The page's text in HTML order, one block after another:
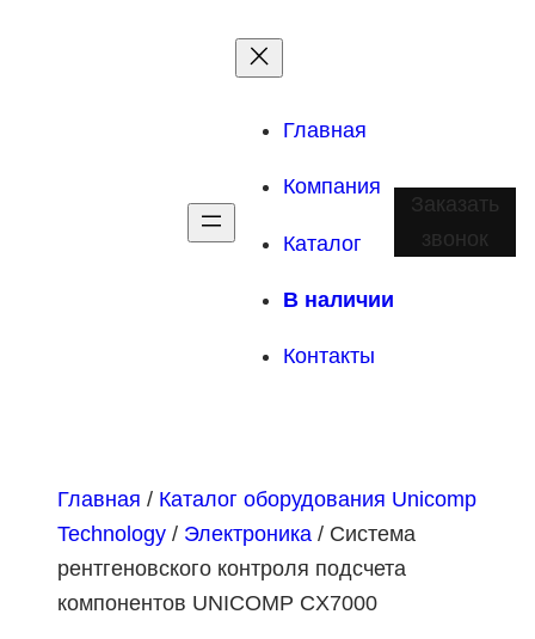
Главная
Компания
Каталог
В наличии
Контакты
Заказать
звонок
Главная / Каталог оборудования Unicomp
Technology / Электроника / Система
рентгеновского контроля подсчета
компонентов UNICOMP CX7000